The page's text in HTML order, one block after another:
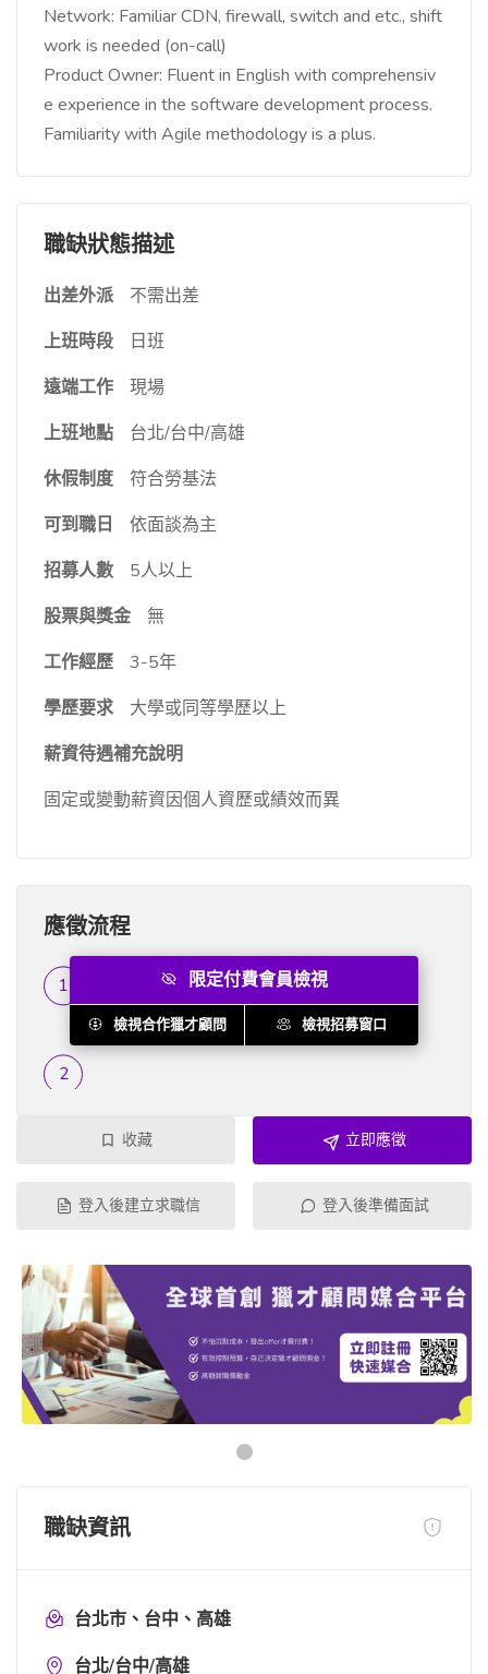
Network: Familiar CDN, firewall, switch and etc., shift
work is needed (on-call)
Product Owner: Fluent in English with comprehensiv
e experience in the software development process.
Familiarity with Agile methodology is a plus.
職缺狀態描述
出差外派
不需出差
上班時段
日班
遠端工作
現場
上班地點
台北/台中/高雄
休假制度
符合勞基法
可到職日
依面談為主
招募人數
5人以上
股票與獎金
無
工作經歷
3-5年
學歷要求
大學或同等學歷以上
薪資待遇補充說明
固定或變動薪資因個人資歷或績效而異
應徵流程
履歷篩選
...
限定付費會員檢視
檢視合作獵才顧問 檢視招募窗口
收藏 立即應徵
登入後建立求職信 登入後準備面試
職缺資訊
台北市、台中、高雄
台北/台中/高雄